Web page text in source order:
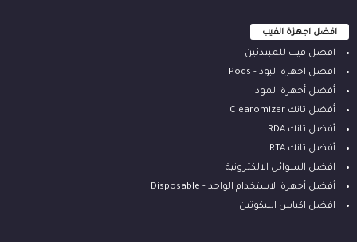
افضل اجهزة الفيب
افضل فيب للمبتدئين
افضل اجهزة البود - Pods
أفضل أجهزة المود
أفضل تانك Clearomizer
أفضل تانك RDA
أفضل تانك RTA
افضل السوائل الالكترونية
أفضل أجهزة الاستخدام الواحد - Disposable
افضل اكياس النيكوتين